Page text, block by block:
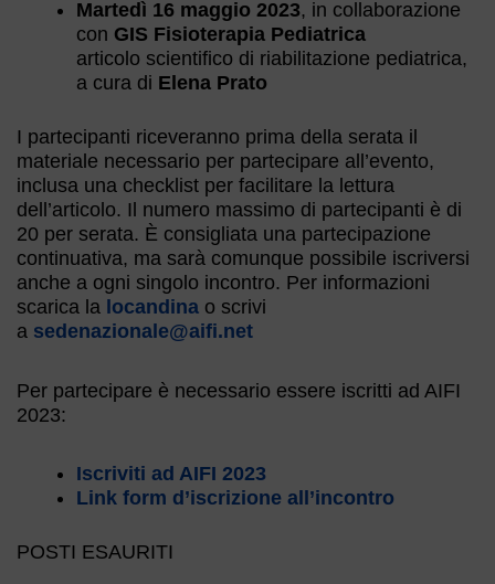
Martedì 16 maggio 2023, in collaborazione
con GIS Fisioterapia Pediatrica
articolo scientifico di riabilitazione pediatrica,
a cura di Elena Prato
I partecipanti riceveranno prima della serata il
materiale necessario per partecipare all’evento,
inclusa una checklist per facilitare la lettura
dell’articolo. Il numero massimo di partecipanti è di
20 per serata. È consigliata una partecipazione
continuativa, ma sarà comunque possibile iscriversi
anche a ogni singolo incontro. Per informazioni
scarica la locandina o scrivi
a sedenazionale@aifi.net
Per partecipare è necessario essere iscritti ad AIFI
2023:
Iscriviti ad AIFI 2023
Link form d’iscrizione all’incontro
POSTI ESAURITI